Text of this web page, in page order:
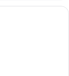
mit Bett, weißen